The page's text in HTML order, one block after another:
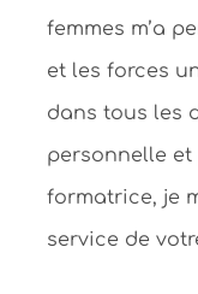
femmes m’a
et les forces
dans tous les
personnelle et
formatrice, je
service de